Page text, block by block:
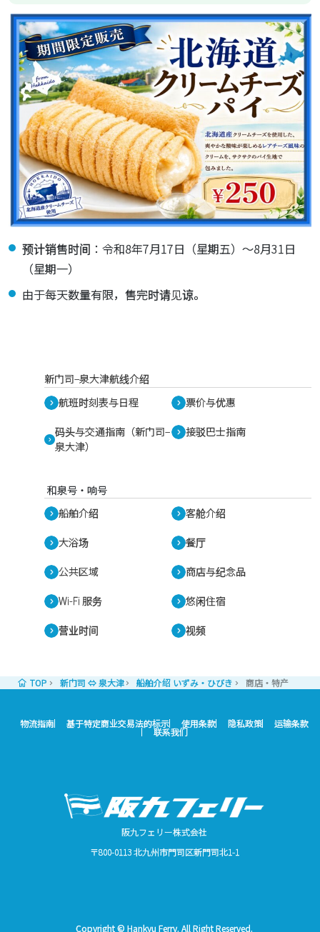
预计销售时间：令和8年7月17日（星期五）～8月31日
（星期一）
由于每天数量有限，售完时请见谅。
新门司–泉大津航线介绍
航班时刻表与日程
票价与优惠
码头与交通指南（新门司–
泉大津）
接驳巴士指南
和泉号・响号
船舶介绍
客舱介绍
大浴场 餐厅
公共区域 商店与纪念品
Wi-Fi 服务 悠闲住宿
营业时间 视频
TOP 新门司 ⇔ 泉大津 船舶介绍 いずみ・ひびき 商店・特产
物流指南 基于特定商业交易法的标示 使用条款 隐私政策 运输条款
联系我们
阪九フェリー株式会社
〒800-0113 北九州市門司区新門司北1-1
Copyright © Hankyu Ferry. All Right Reserved.